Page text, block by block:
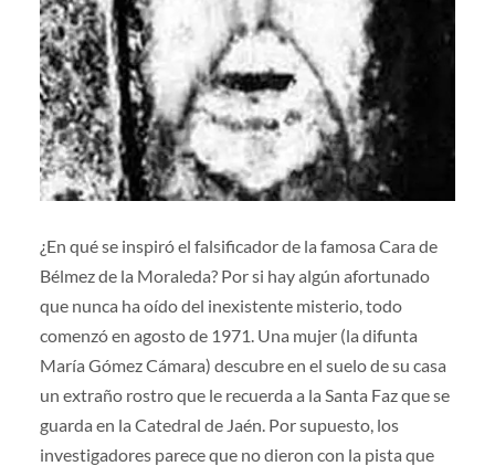
¿En qué se inspiró el falsificador de la famosa Cara de
Bélmez de la Moraleda? Por si hay algún afortunado
que nunca ha oído del inexistente misterio, todo
comenzó en agosto de 1971. Una mujer (la difunta
María Gómez Cámara) descubre en el suelo de su casa
un extraño rostro que le recuerda a la Santa Faz que se
guarda en la Catedral de Jaén. Por supuesto, los
investigadores parece que no dieron con la pista que